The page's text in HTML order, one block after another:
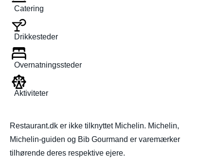
Catering
Drikkesteder
Overnatningssteder
Aktiviteter
Restaurant.dk er ikke tilknyttet Michelin. Michelin,
Michelin-guiden og Bib Gourmand er varemærker
tilhørende deres respektive ejere.